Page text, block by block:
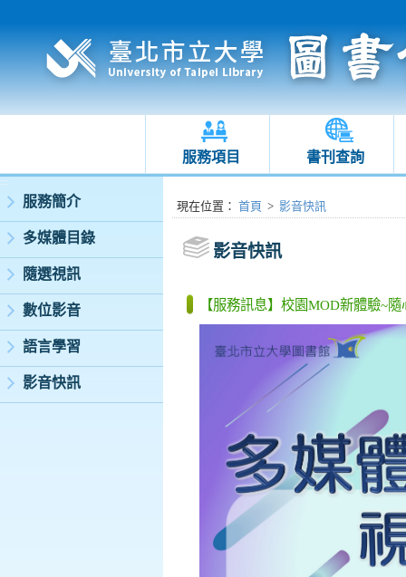
服務項目 書刊查詢
:::
服務簡介
多媒體目錄
隨選視訊
數位影音
語言學習
影音快訊
:::現在位置 ： 首頁 > 影音快訊
影音快訊
【服務訊息】校園MOD新體驗~